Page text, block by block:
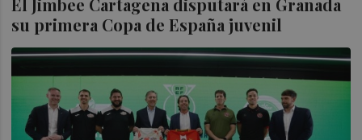
El Jimbee Cartagena disputará en Granada
su primera Copa de España juvenil